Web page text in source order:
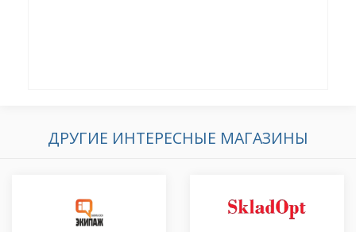
ДРУГИЕ ИНТЕРЕСНЫЕ МАГАЗИНЫ